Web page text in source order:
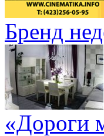
Бренд
«Дороги